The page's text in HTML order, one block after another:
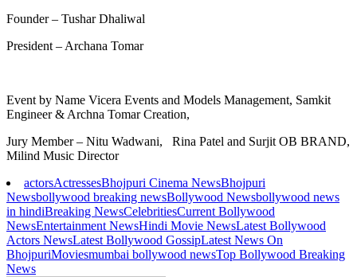
Founder – Tushar Dhaliwal
President – Archana Tomar
Event by Name Vicera Events and Models Management, Samkit
Engineer & Archna Tomar Creation,
Jury Member – Nitu Wadwani, Rina Patel and Surjit OB BRAND,
Milind Music Director
actorsActressesBhojpuri Cinema NewsBhojpuri
Newsbollywood breaking newsBollywood Newsbollywood news
in hindiBreaking NewsCelebritiesCurrent Bollywood
NewsEntertainment NewsHindi Movie NewsLatest Bollywood
Actors NewsLatest Bollywood GossipLatest News On
BhojpuriMoviesmumbai bollywood newsTop Bollywood Breaking
News